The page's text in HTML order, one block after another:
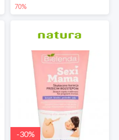
70%
-30%